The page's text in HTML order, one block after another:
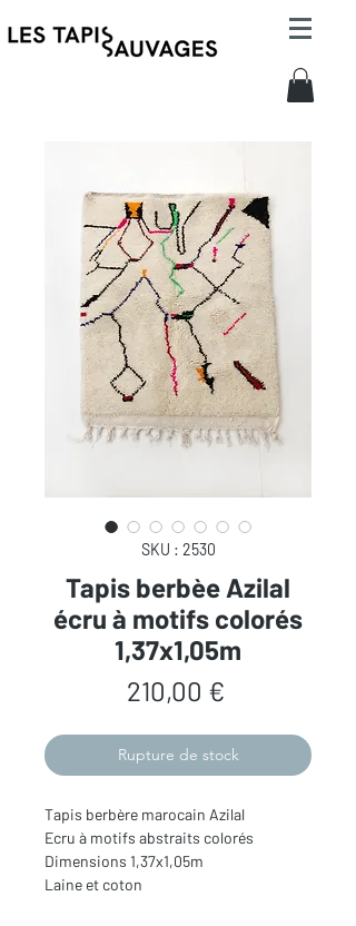
SKU : 2530
Tapis berbèe Azilal
écru à motifs colorés
1,37x1,05m
210,00 €Prix
Rupture de stock
Tapis berbère marocain Azilal
Ecru à motifs abstraits colorés
Dimensions 1,37x1,05m
Laine et coton